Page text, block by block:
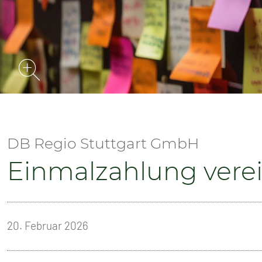
TARIF
SERVICE
PRESSE
DB Regio Stuttgart GmbH
Einmalzahlung
20. Februar 2026